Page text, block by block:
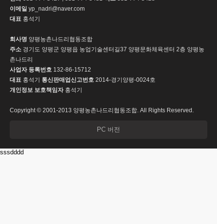
이메일 yp_nadri@naver.com
대표 홍석기
회사명 양평농촌나드리협동조합
주소 경기도 양평군 양평읍 농업기술센터길37 양평문화체육센터 2층 양평농
촌나드리
사업자 등록번호 132-86-15712
대표 홍석기 통신판매업신고번호 2014-경기양평-0024호
개인정보 보호책임자홍석기
Copyright © 2001-2013 양평농촌나드리협동조합. All Rights Reserved.
PC 버전
sssdddd